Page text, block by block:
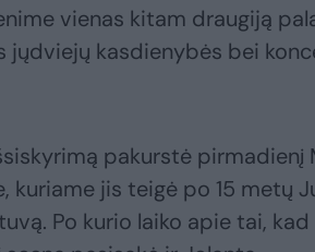
vienas kitam draugiją
jųdviejų kasdienybės bei
pakurstė pirmadienį
kuriame jis teigė po 15 metų
Po kurio laiko apie tai,